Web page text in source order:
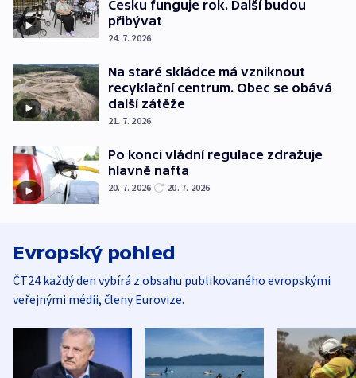
Česku funguje rok. Další budou
přibývat
24. 7. 2026
Na staré skládce má vzniknout
recyklační centrum. Obec se obává
další zátěže
21. 7. 2026
Po konci vládní regulace zdražuje
hlavně nafta
20. 7. 2026 20. 7. 2026
Evropský pohled
ČT24 každý den vybírá z obsahu publikovaného evropskými
veřejnými médii, členy Eurovize.